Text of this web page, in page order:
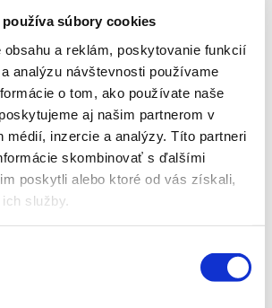
súbory cookies
obsahu a reklám, poskytovanie funkcií
analýzu návštevnosti používame
o tom, ako používate naše
aj našim partnerom v
médií, inzercie a analýzy. Títo partneri
skombinovať s ďalšími
poskytli alebo ktoré od vás získali,
služby.
muriva dosádrovaním, zapenenie
penou, vysávanie profi vysávačom počas
prašnosti, odstránenie
a odpadu po montáži,
materiál (napr. konzola pre
jednotky, podstavce, estetické
kompletný kotviaci a spojovací materiál),
platí pre mesto Bratislava I-V a
– Trnavský, Trenčiansky, Nitriansky,